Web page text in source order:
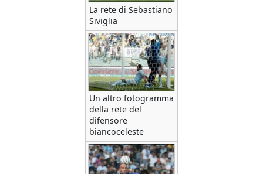
La rete di Sebastiano
Siviglia
Un altro fotogramma
della rete del
difensore
biancoceleste